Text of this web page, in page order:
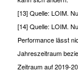
[13] Quelle: LOIM.
[14] Quelle: LOIM.
Performance lässt
Jahreszeitraum
Zeitraum auf 2019-